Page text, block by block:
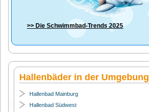
>> DieSchwimmbad-Trends 2025
Hallenbäder in der Umgebung
Hallenbad Mainburg
Hallenbad Südwest